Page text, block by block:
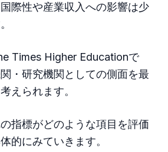
際性や産業収入への影響は少
Times Higher Educationで
・研究機関としての側面を最
えられます。
指標がどのような項目を評価
的にみていきます。